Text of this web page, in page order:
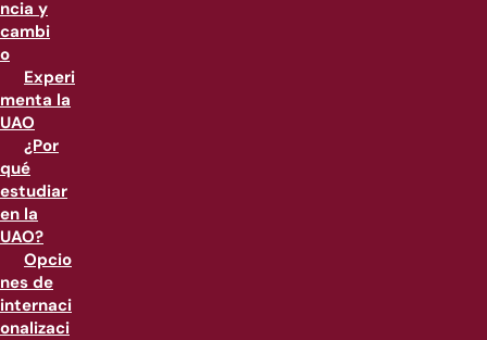
ncia y
cambi
o
Experi
menta la
UAO
¿Por
qué
estudiar
en la
UAO?
Opcio
nes de
internaci
onalizaci